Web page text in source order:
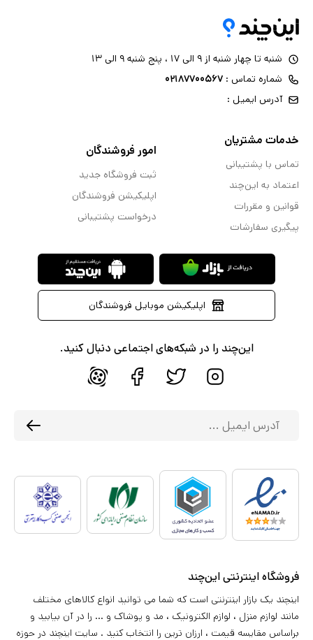
شنبه تا چهار شنبه از ۹ الی ۱۷ ، پنج شنبه ۹ الی ۱۳
شماره تماس : ۰۲۱۸۷۷۰۰۵۶۷
آدرس ایمیل :
خدمات مشتریان
تماس با پشتیبانی
اعتماد به این‌چند
قوانین و مقررات
پیگیری سفارشات
امور فروشندگان
ثبت فروشگاه جدید
اپلیکیشن فروشندگان
درخواست پشتیبانی
اپلیکیشن موبایل فروشندگان
این‌چند را در شبکه‌های اجتماعی دنبال کنید.
فروشگاه اینترنتی این‌چند
اینچند یک بازار اینترنتی است که شما می توانید انواع کالاهای مختلف
مانند لوازم منزل ، لوازم الکترونیک ، مد و پوشاک و ... را در آن بیابید و
براساس مقایسه قیمت ، ارزان ترین را انتخاب کنید . سایت اینچند در حوزه